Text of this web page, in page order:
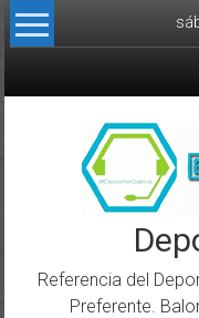
Skip to content
Referencia del
Preferente.